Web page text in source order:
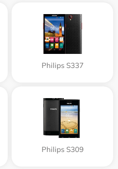
Philips S337
Philips S309